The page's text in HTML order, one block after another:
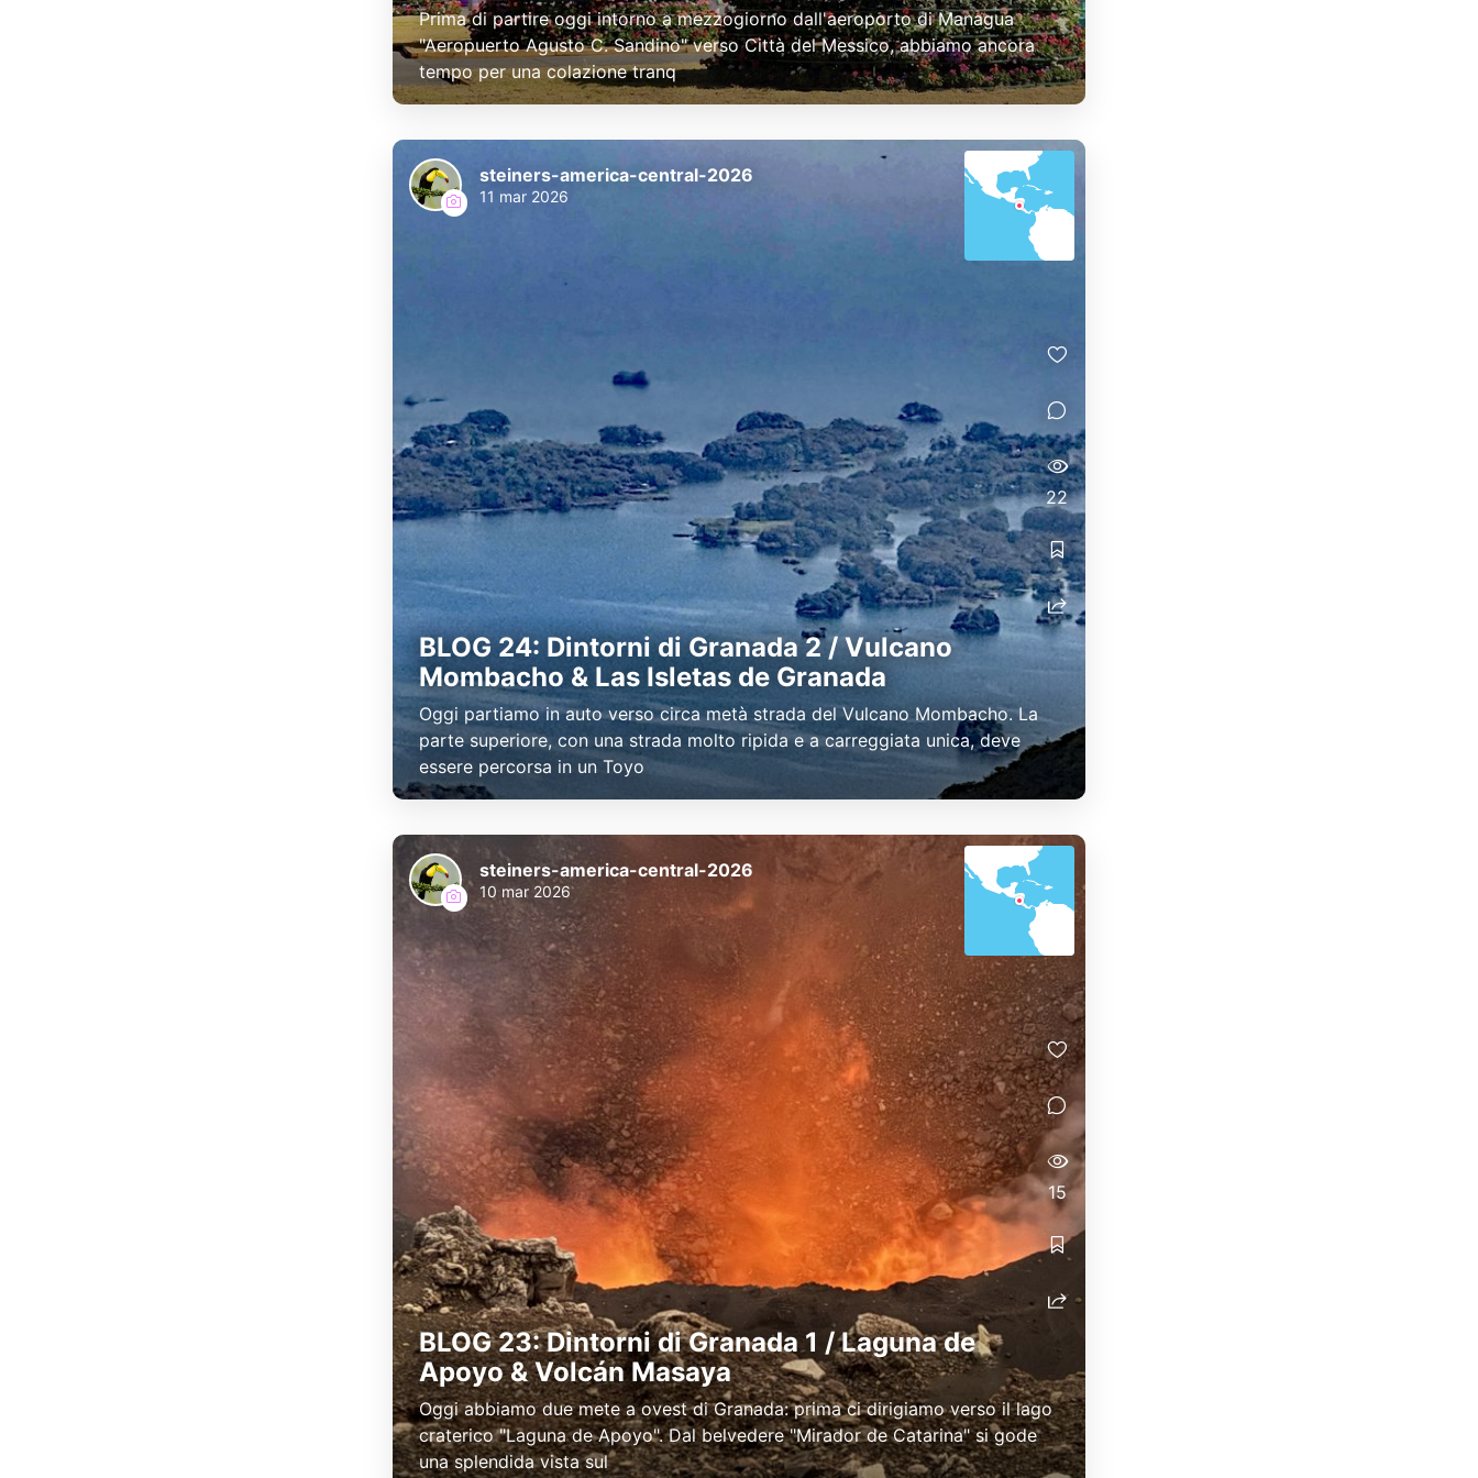
Prima di partire oggi intorno a mezzogiorno dall'aeroporto di Managua
"Aeropuerto Agusto C. Sandino" verso Città del Messico, abbiamo ancora
tempo per una colazione tranq
BLOG 24: Dintorni di Granada 2 / Vulcano
Mombacho & Las Isletas de Granada
Oggi partiamo in auto verso circa metà strada del Vulcano Mombacho. La
parte superiore, con una strada molto ripida e a carreggiata unica, deve
essere percorsa in un Toyo
steiners-america-central-2026
11 mar 2026
22
BLOG 23: Dintorni di Granada 1 / Laguna de
Apoyo & Volcán Masaya
Oggi abbiamo due mete a ovest di Granada: prima ci dirigiamo verso il lago
craterico "Laguna de Apoyo". Dal belvedere "Mirador de Catarina" si gode
una splendida vista sul
steiners-america-central-2026
10 mar 2026
15